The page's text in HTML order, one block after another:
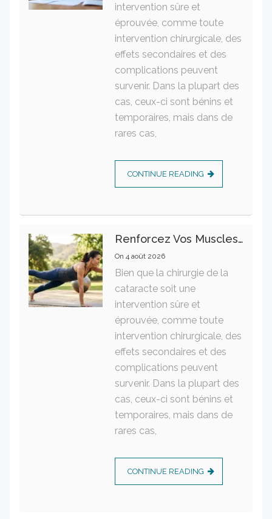
intervention sûre et
éprouvée, comme toute
intervention chirurgicale, des
effets secondaires et des
complications peuvent
survenir. Dans la plupart des
cas, ceux-ci sont bénins et
temporaires, mais dans de
rares cas,
CONTINUE READING
Renforcez Vos Muscles Profonds Pour Apaiser Votre Mal De Dos
On 4 août 2026
Bien que la chirurgie de la
cataracte soit une
intervention sûre et
éprouvée, comme toute
intervention chirurgicale, des
effets secondaires et des
complications peuvent
survenir. Dans la plupart des
cas, ceux-ci sont bénins et
temporaires, mais dans de
rares cas,
CONTINUE READING